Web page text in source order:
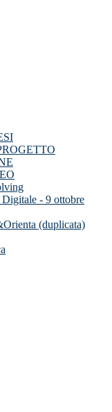
- 9 ottobre
(duplicata)